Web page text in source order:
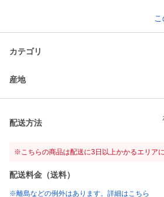
カテゴリ
産地
配送方法
※こちらの商品は配送に3日以上かかるエリア
配送料金（送料）
※離島などの例外はあります。詳細はこちら